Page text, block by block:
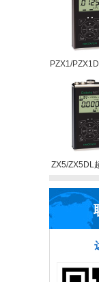
PZX1/
ZX5/ZX5DL